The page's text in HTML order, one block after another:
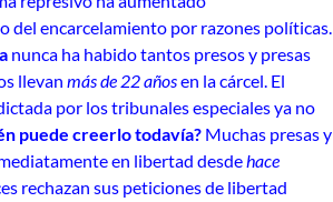
del encarcelamiento por razones políticas.
nunca ha habido tantos presos y presas
llevan más de 22 añosen la cárcel. El
por los tribunales especiales ya no
puede creerlo todavía? Muchas presas y
en libertad desdehace
rechazan sus peticiones de libertad